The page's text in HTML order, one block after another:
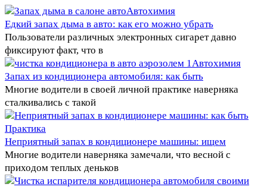
Автохимия
Едкий запах дыма в авто: как его можно убрать
Пользователи различных электронных сигарет давно
фиксируют факт, что в
Автохимия
Запах из кондиционера автомобиля: как быть
Многие водители в своей личной практике наверняка
сталкивались с такой
Практика
Неприятный запах в кондиционере машины: ищем
Многие водители наверняка замечали, что весной с
приходом теплых деньков